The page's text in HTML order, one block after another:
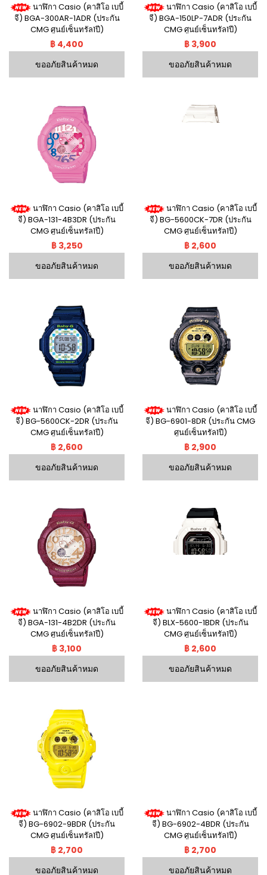
นาฬิกา Casio (คาสิโอ เบบี้
จี) BGA-300AR-1ADR (ประกัน
CMG ศูนย์เซ็นทรัล1ปี)
฿ 4,400
ขออภัยสินค้าหมด
นาฬิกา Casio (คาสิโอ เบบี้
จี) BGA-150LP-7ADR (ประกัน
CMG ศูนย์เซ็นทรัล1ปี)
฿ 3,900
ขออภัยสินค้าหมด
นาฬิกา Casio (คาสิโอ เบบี้
จี) BGA-131-4B3DR (ประกัน
CMG ศูนย์เซ็นทรัล1ปี)
฿ 3,250
ขออภัยสินค้าหมด
นาฬิกา Casio (คาสิโอ เบบี้
จี) BG-5600CK-7DR (ประกัน
CMG ศูนย์เซ็นทรัล1ปี)
฿ 2,600
ขออภัยสินค้าหมด
นาฬิกา Casio (คาสิโอ เบบี้
จี) BG-5600CK-2DR (ประกัน
CMG ศูนย์เซ็นทรัล1ปี)
฿ 2,600
ขออภัยสินค้าหมด
นาฬิกา Casio (คาสิโอ เบบี้
จี) BG-6901-8DR (ประกัน CMG
ศูนย์เซ็นทรัล1ปี)
฿ 2,900
ขออภัยสินค้าหมด
นาฬิกา Casio (คาสิโอ เบบี้
จี) BGA-131-4B2DR (ประกัน
CMG ศูนย์เซ็นทรัล1ปี)
฿ 3,100
ขออภัยสินค้าหมด
นาฬิกา Casio (คาสิโอ เบบี้
จี) BLX-5600-1BDR (ประกัน
CMG ศูนย์เซ็นทรัล1ปี)
฿ 2,600
ขออภัยสินค้าหมด
นาฬิกา Casio (คาสิโอ เบบี้
จี) BG-6902-9BDR (ประกัน
CMG ศูนย์เซ็นทรัล1ปี)
฿ 2,700
ขออภัยสินค้าหมด
นาฬิกา Casio (คาสิโอ เบบี้
จี) BG-6902-4BDR (ประกัน
CMG ศูนย์เซ็นทรัล1ปี)
฿ 2,700
ขออภัยสินค้าหมด